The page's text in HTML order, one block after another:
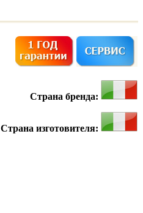
Страна бренда:
Страна изготовителя: